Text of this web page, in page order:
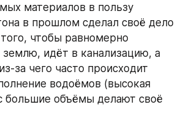
материалов в пользу
в прошлом сделал своё дело
чтобы равномерно
землю, идёт в канализацию, а
за чего часто происходит
водоёмов (высокая
большие объёмы делают своё